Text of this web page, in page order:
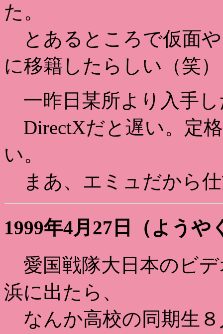
た。
とあるところで仮面
に移籍したらしい（笑）
一昨日某所より入手
DirectXだと遅い。定
い。
まあ、エミュだから
1999年4月27日（ようや
愛国戦隊大日本のビ
浜に出たら、
なんか高校の同期生